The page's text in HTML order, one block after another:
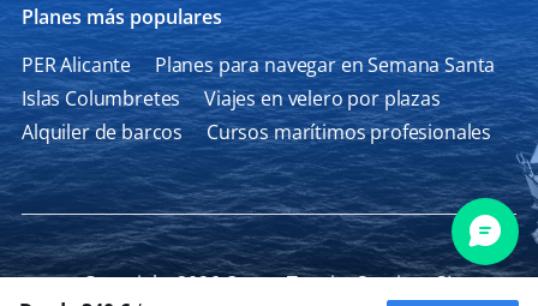
Planes más populares
PER Alicante
Planes para navegar en Semana Santa
Islas Columbretes
Viajes en velero por plazas
Alquiler de barcos
Cursos marítimos profesionales
Copyright 2026 Ocean Tourist Services SL